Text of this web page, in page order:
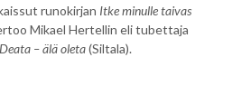
runokirjan Itke minulle taivas
Mikael Hertellin eli tubettaja
Deata – älä oleta(Siltala).